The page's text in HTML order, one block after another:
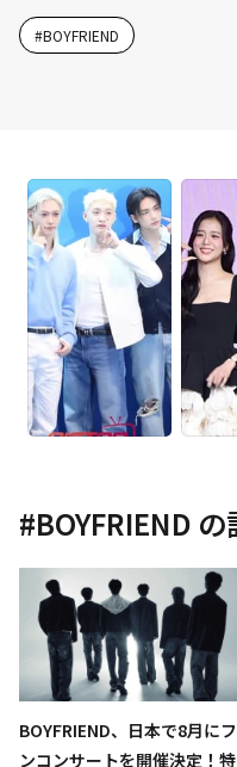
#BOYFRIEND
#BOYFRIEND の
BOYFRIEND、日本で8月に
ンコンサートを開催決定！